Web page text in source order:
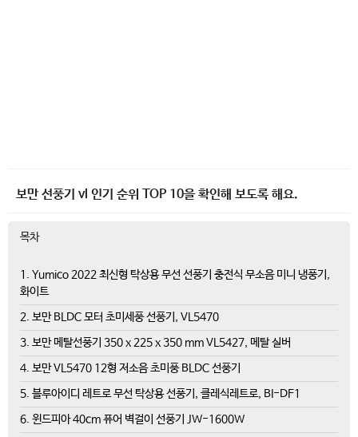
보만 선풍기 vl 인기 순위 TOP 10을 확인해 보도록 해요.
목차
1. Yumico 2022 최신형 탁상용 무선 선풍기 충전식 무소음 미니 냉풍기,
화이트
2. 보만 BLDC 모터 초미세풍 선풍기, VL5470
3. 보만 메탈선풍기 350 x 225 x 350 mm VL5427, 메탈 실버
4. 보만 VL5470 12형 저소음 초미풍 BLDC 선풍기
5. 블루아이디 레트로 무선 탁상용 선풍기, 클레식레트로, BI-DF1
6. 윈드피아 40cm 퓨어 벽걸이 선풍기 JW-1600W